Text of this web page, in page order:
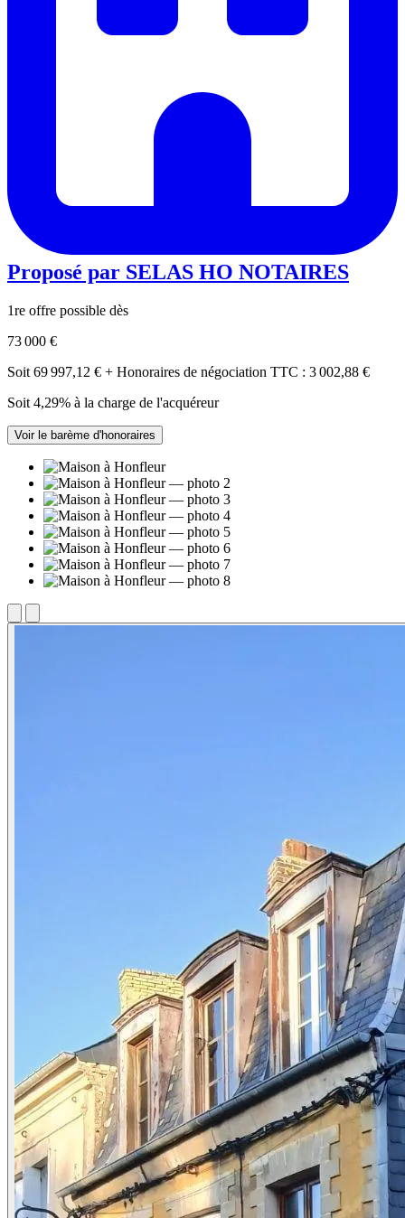
Proposé par SELAS HO NOTAIRES
1re offre possible dès
73 000 €
Soit 69 997,12 € + Honoraires de négociation TTC : 3 002,88 €
Soit 4,29% à la charge de l'acquéreur
Voir le barème d'honoraires